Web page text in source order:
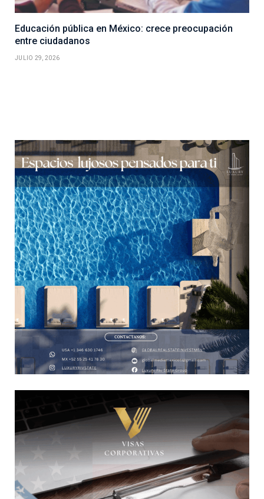
Educación pública en México: crece preocupación
entre ciudadanos
JULIO 29, 2026